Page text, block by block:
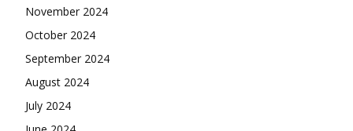
November 2024
October 2024
September 2024
August 2024
July 2024